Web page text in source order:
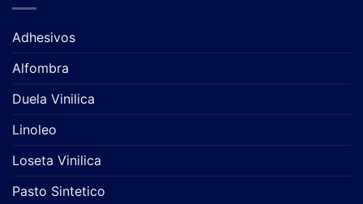
Adhesivos
Alfombra
Duela Vinilica
Linoleo
Loseta Vinilica
Pasto Sintetico